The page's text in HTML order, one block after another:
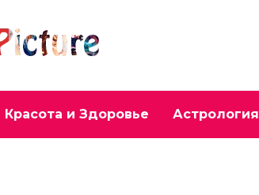
Красота и Здоровье Астрология